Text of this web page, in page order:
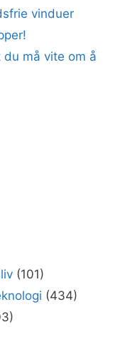
vinduer
må vite om å
(101)
(434)